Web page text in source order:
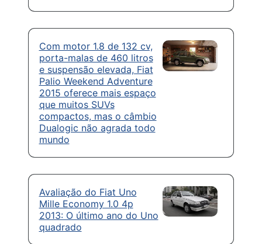
Com motor 1.8 de 132 cv,
porta-malas de 460 litros
e suspensão elevada, Fiat
Palio Weekend Adventure
2015 oferece mais espaço
que muitos SUVs
compactos, mas o câmbio
Dualogic não agrada todo
mundo
Avaliação do Fiat Uno
Mille Economy 1.0 4p
2013: O último ano do Uno
quadrado